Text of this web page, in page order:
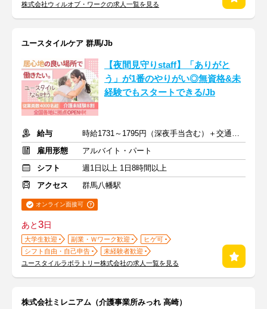
株式会社ウィルオブ・ワークの求人一覧を見る
ユースタイルケア 群馬/Jb
【夜間見守りstaff】「ありがと
う」が1番のやりがい◎無資格&未
経験でもスタートできる/Jb
給与
時給1731～1795円（深夜手当含む）＋交通費支給
雇用形態
アルバイト・パート
シフト
週1日以上 1日8時間以上
アクセス
群馬八幡駅
オンライン面接可
あと3日
大学生歓迎 副業・Ｗワーク歓迎
ヒゲ可
シフト自由・自己申告
未経験者歓迎
ユースタイルラボラトリー株式会社の求人一覧を見る
株式会社ミレニアム（介護事業所みっれ 高崎）